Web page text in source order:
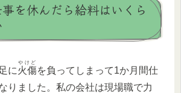
事を休んだら給料はいくら
に火傷
やけど
を負ってしまって1か月間仕
りました。私の会社は現場職で力